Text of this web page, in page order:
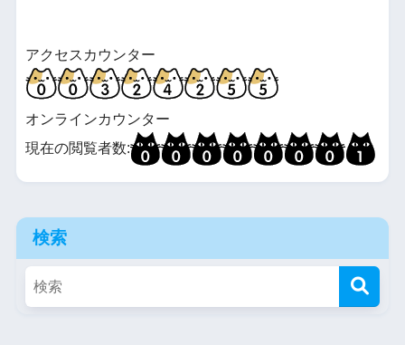
アクセスカウンター
オンラインカウンター
現在の閲覧者数:
検索